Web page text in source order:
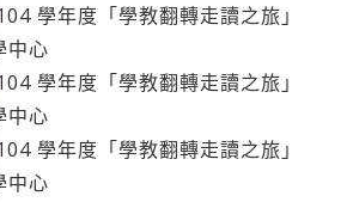
學年度「學教翻轉走讀之旅」
中心
學年度「學教翻轉走讀之旅」
中心
學年度「學教翻轉走讀之旅」
中心